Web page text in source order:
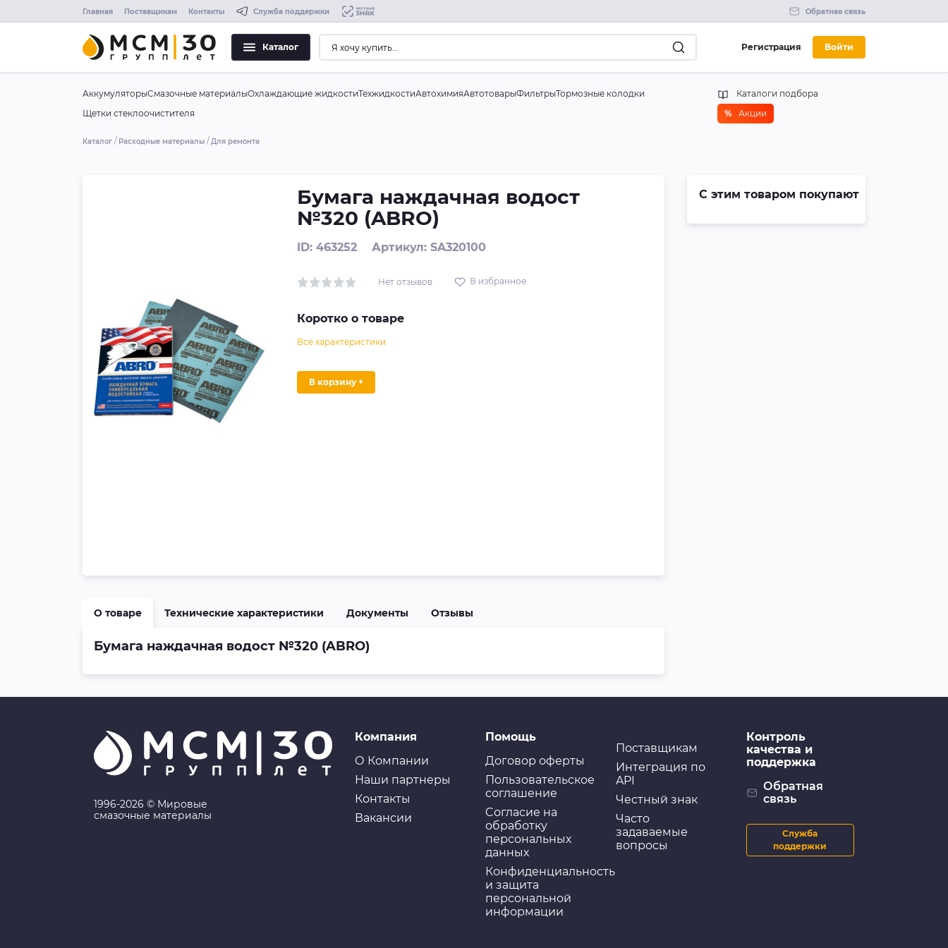
Главная Поставщикам Контакты Служба поддержки Обратная связь
Каталог Регистрация Войти
АккумуляторыСмазочные материалыОхлаждающие жидкостиТехжидкостиАвтохимияАвтотоварыФильтрыТормозные колодки
Щетки стеклоочистителя
Каталоги подбора
% Акции
Каталог Расходные материалы Для ремонта
Бумага наждачная водост
№320 (ABRO)
ID: 463252 Артикул: SA320100
Нет отзывов В избранное
Коротко о товаре
Все характеристики
В корзину +
О товаре Технические характеристики Документы Отзывы
Бумага наждачная водост №320 (ABRO)
С этим товаром покупают
1996-2026 © Мировые
смазочные материалы
Компания
О Компании
Наши партнеры
Контакты
Вакансии
Помощь
Договор оферты
Пользовательское
соглашение
Cогласие на
обработку
персональных
данных
Конфиденциальность
и защита
персональной
информации
Поставщикам
Интеграция по
API
Честный знак
Часто
задаваемые
вопросы
Контроль
качества и
поддержка
Обратная
связь
Служба
поддержки